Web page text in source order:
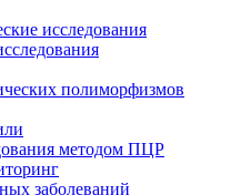
исследования
полиморфизмов
методом ПЦР
заболеваний